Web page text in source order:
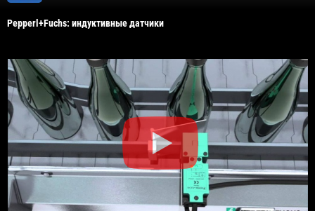
Pepperl+Fuchs: индуктивные датчики